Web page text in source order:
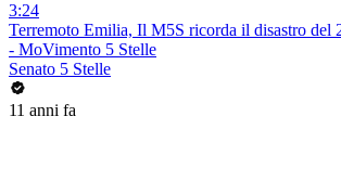
3:24
Terremoto Emilia, Il M5S ricorda il disastro del
- MoVimento 5 Stelle
Senato 5 Stelle
11 anni fa